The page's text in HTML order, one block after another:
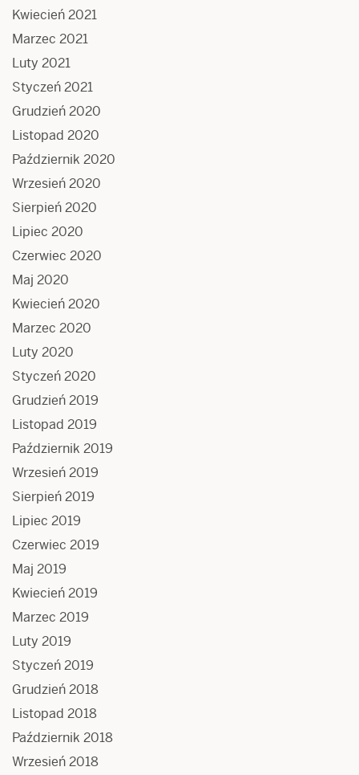
Kwiecień 2021
Marzec 2021
Luty 2021
Styczeń 2021
Grudzień 2020
Listopad 2020
Październik 2020
Wrzesień 2020
Sierpień 2020
Lipiec 2020
Czerwiec 2020
Maj 2020
Kwiecień 2020
Marzec 2020
Luty 2020
Styczeń 2020
Grudzień 2019
Listopad 2019
Październik 2019
Wrzesień 2019
Sierpień 2019
Lipiec 2019
Czerwiec 2019
Maj 2019
Kwiecień 2019
Marzec 2019
Luty 2019
Styczeń 2019
Grudzień 2018
Listopad 2018
Październik 2018
Wrzesień 2018